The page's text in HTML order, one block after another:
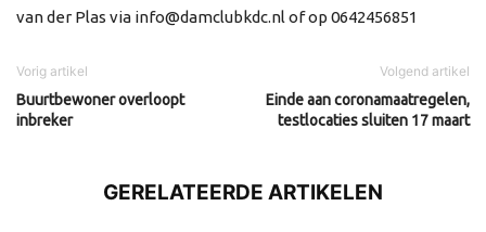
van der Plas via info@damclubkdc.nl of op 0642456851
Vorig artikel
Buurtbewoner overloopt
inbreker
Volgend artikel
Einde aan coronamaatregelen,
testlocaties sluiten 17 maart
GERELATEERDE ARTIKELEN